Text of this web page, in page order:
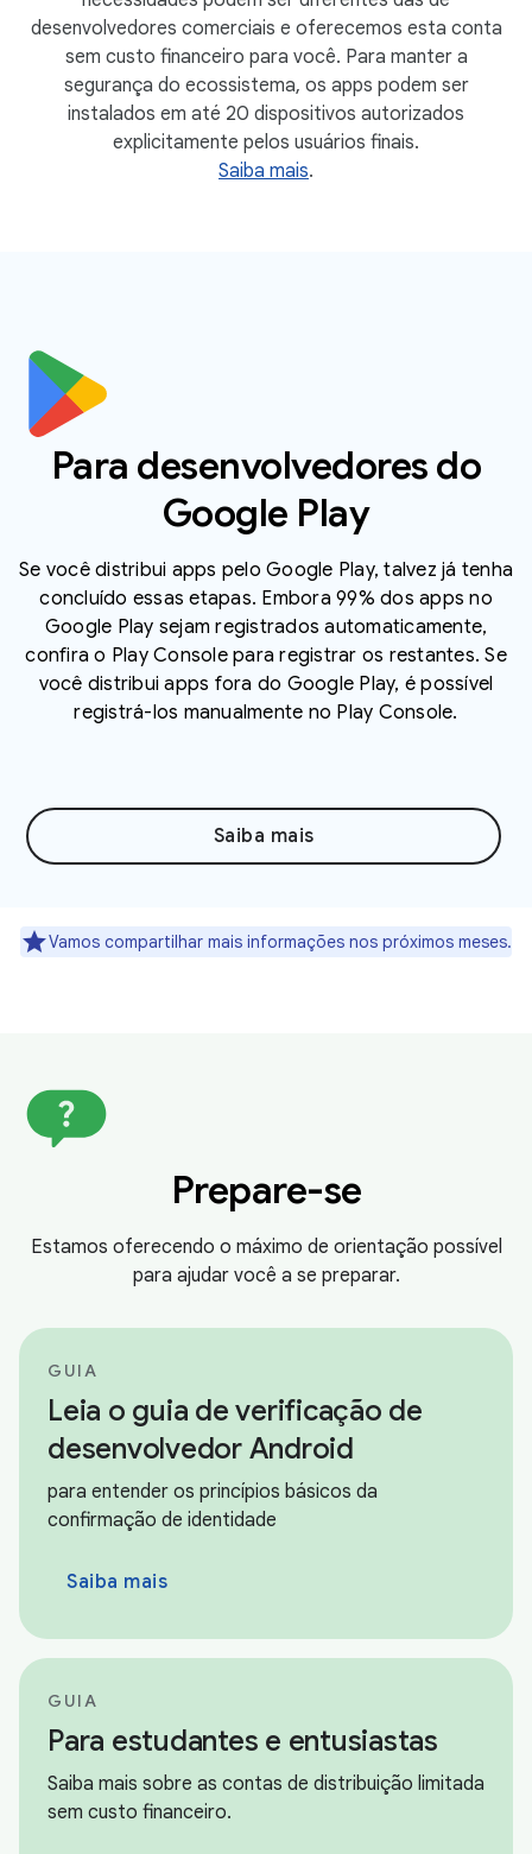
desenvolvedores comerciais e oferecemos esta conta
sem custo financeiro para você. Para manter a
segurança do ecossistema, os apps podem ser
instalados em até 20 dispositivos autorizados
explicitamente pelos usuários finais.
Saiba mais.
Para desenvolvedores do
Google Play
Se você distribui apps pelo Google Play, talvez já tenha
concluído essas etapas. Embora 99% dos apps no
Google Play sejam registrados automaticamente,
confira o Play Console para registrar os restantes. Se
você distribui apps fora do Google Play, é possível
registrá-los manualmente no Play Console.
Saiba mais
Vamos compartilhar mais informações nos próximos meses.
Prepare-se
Estamos oferecendo o máximo de orientação possível
para ajudar você a se preparar.
GUIA
Leia o guia de verificação de
desenvolvedor Android
para entender os princípios básicos da
confirmação de identidade
Saiba mais
GUIA
Para estudantes e entusiastas
Saiba mais sobre as contas de distribuição limitada
sem custo financeiro.